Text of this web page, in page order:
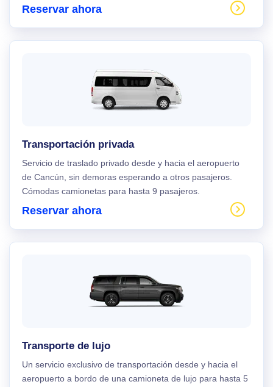
Reservar ahora
Transportación privada
Servicio de traslado privado desde y hacia el aeropuerto
de Cancún, sin demoras esperando a otros pasajeros.
Cómodas camionetas para hasta 9 pasajeros.
Reservar ahora
Transporte de lujo
Un servicio exclusivo de transportación desde y hacia el
aeropuerto a bordo de una camioneta de lujo para hasta 5